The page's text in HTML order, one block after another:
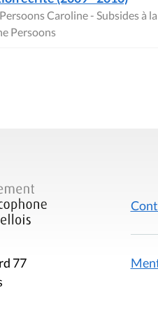
Caroline - Subsides à
Persoons
77